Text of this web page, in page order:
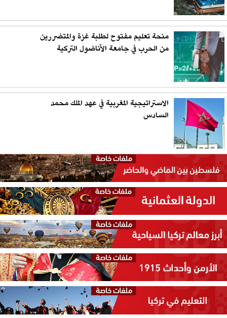
منحة تعليم مفتوح لطلبة غزة والمتضررين
من الحرب في جامعة الأناضول التركية
الاستراتيجية المغربية في عهد الملك محمد
السادس